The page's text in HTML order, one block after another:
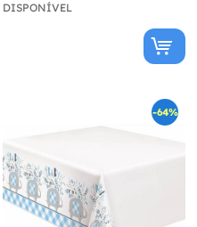
DISPONÍVEL
-64%